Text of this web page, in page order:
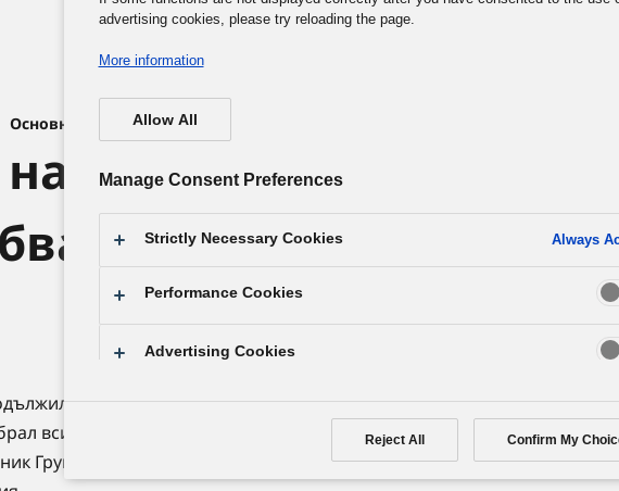
Основната Бизнес Философия на Панасоник Груп
Панасоник Груп и
Да Правим Сега
да размишлява върху истинската мисия на компанията и
всички свои сътрудници, за да направи едно силно
Груп нарича това
- разкриването на нашата
advertising cookies, please try reloading the page.
More information
Allow All
Manage Consent Preferences
Strictly Necessary Cookies Always
Performance Cookies
Advertising Cookies
Reject All Confirm My